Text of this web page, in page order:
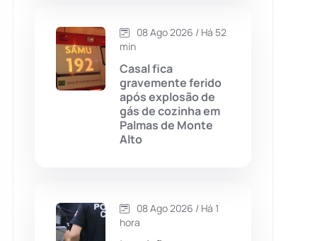
Carinhanha (300)
Caturama
Chapada Diamantina (430)
Cordeiros
08 Ago 2026 / Há 52
min
Casal fica
gravemente ferido
após explosão de
gás de cozinha em
Palmas de Monte
Alto
08 Ago 2026 / Há 1
hora